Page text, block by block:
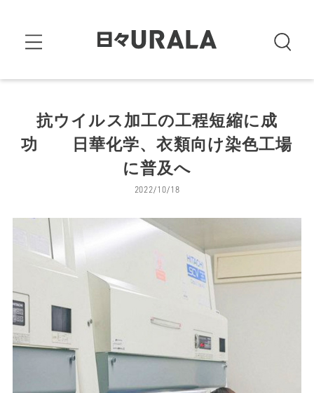
抗ウイルス加工の工程短縮に成
功 日華化学、衣類向け染色工場
に普及へ
2022/10/18